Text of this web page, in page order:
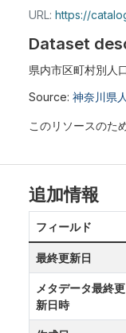
URL: https://catalog.opendata.pref.kanagawa.jp/
Dataset
県内市区町村別人
Source: 神奈川県
このリソースのた
追加情報
フィールド
最終更新日
メタデータ最終更
新日時